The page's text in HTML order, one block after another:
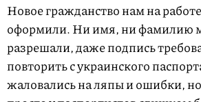
Новое гражданство нам на
оформили. Ни имя, ни фамилию
разрешали, даже подпись
повторить с украинского
жаловались на ляпы и ошибки,